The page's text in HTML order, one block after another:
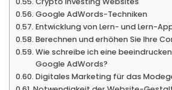
Google AdWords-Techniken
Entwicklung von Lern- und Lern-
Berechnen und erhöhen Sie Ihre
Wie schreibe ich eine
Google AdWords?
Digitales Marketing für das